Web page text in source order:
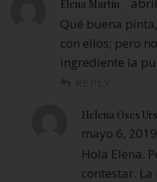
Elena Martin
Qué buena
con ellos; pero
ingrediente la
REPLY
Helena Oses
mayo 6,
Hola Elena.
contestar.